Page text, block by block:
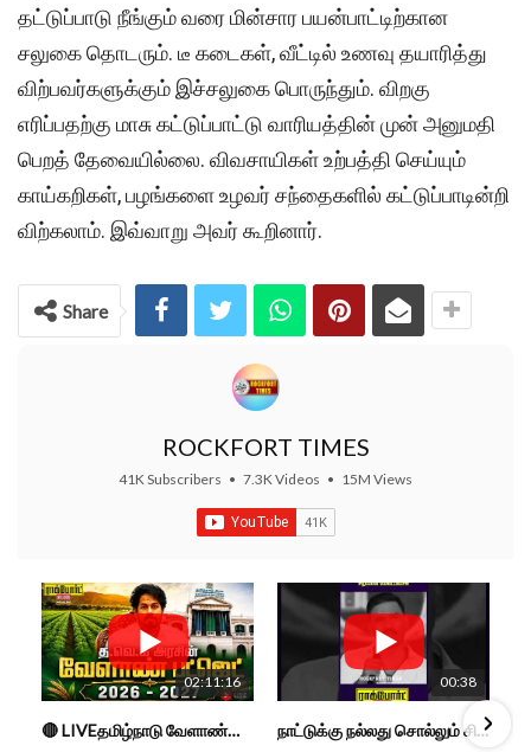
தட்டுப்பாடு நீங்கும் வரை மின்சார பயன்பாட்டிற்கான
சலுகை தொடரும். டீ கடைகள், வீட்டில் உணவு தயாரித்து
விற்பவர்களுக்கும் இச்சலுகை பொருந்தும். விறகு
எரிப்பதற்கு மாசு கட்டுப்பாட்டு வாரியத்தின் முன் அனுமதி
பெறத் தேவையில்லை. விவசாயிகள் உற்பத்தி செய்யும்
காய்கறிகள், பழங்களை உழவர் சந்தைகளில் கட்டுப்பாடின்றி
விற்கலாம். இவ்வாறு அவர் கூறினார்.
Share
ROCKFORT TIMES
41K Subscribers • 7.3K Videos • 15M Views
02:11:16
🔴 LIVEதமிழ்நாடு வேளாண்மை நிதிநிலை அறிக்கை - 2026-27 |TN Agriculture Budget #live #budget #video #cm
00:38
நாட்டுக்கு நல்லது சொல்லும் சிறப்பான மேடைப்பேச்சு... #shorts #subscribe #video